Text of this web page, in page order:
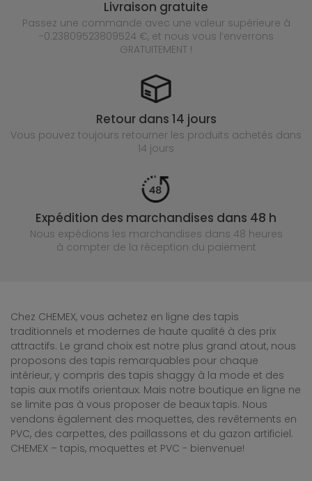
Livraison gratuite
Passez une commande avec une valeur supérieure à
-0.23809523809524 €, et nous vous l’enverrons
GRATUITEMENT !
Retour dans 14 jours
Vous pouvez toujours retourner les produits achetés dans
14 jours
Expédition des marchandises dans 48 h
Nous expédions les marchandises dans 48 heures
à compter de la réception du paiement
Chez CHEMEX, vous achetez en ligne des tapis
traditionnels et modernes de haute qualité à des prix
attractifs. Le grand choix est notre plus grand atout, nous
proposons des tapis remarquables pour chaque
intérieur, y compris des tapis shaggy à la mode et des
tapis aux motifs orientaux. Mais notre boutique en ligne ne
se limite pas à vous proposer de beaux tapis. Nous
vendons également des moquettes, des revêtements en
PVC, des carpettes, des paillassons et du gazon artificiel.
CHEMEX – tapis, moquettes et PVC - bienvenue!